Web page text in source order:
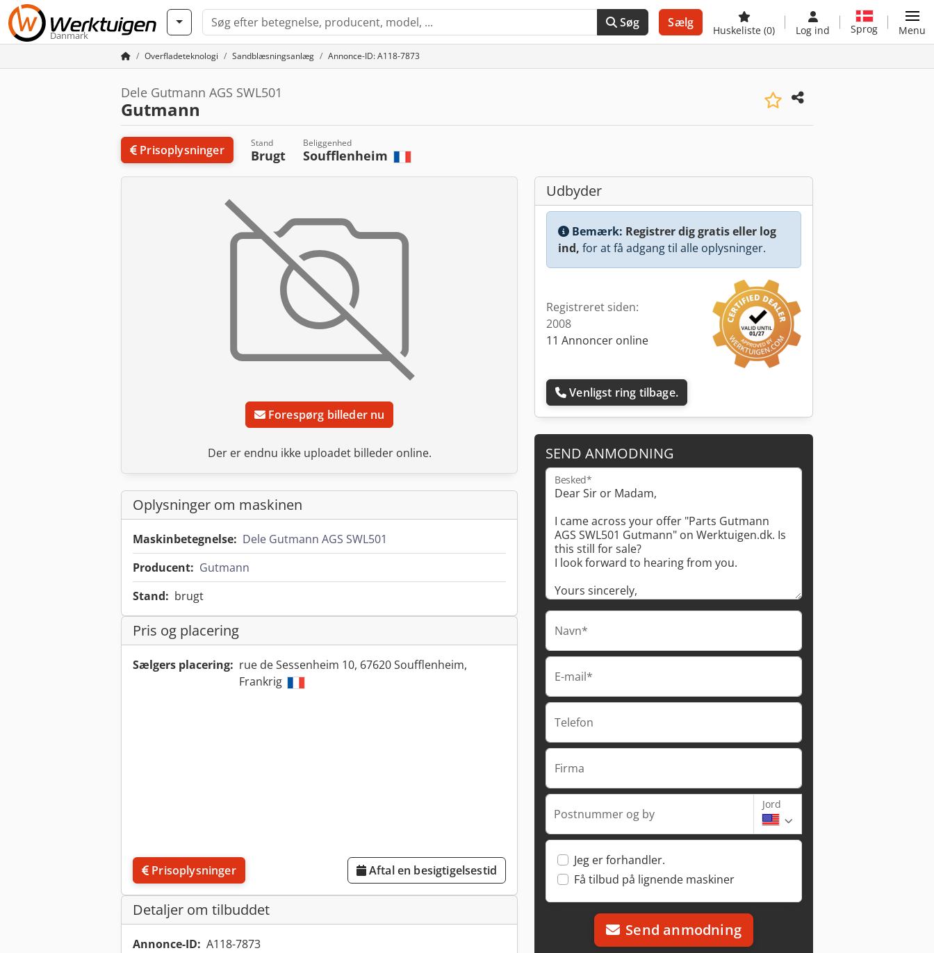
Danmark
Søg Sælg
Huskeliste (0) Log ind Sprog Menu
Overfladeteknologi Sandblæsningsanlæg Annonce-ID: A118-7873
Dele Gutmann AGS SWL501
Gutmann
Prisoplysninger Stand
Brugt
Beliggenhed
Soufflenheim
Forespørg billeder nu
Der er endnu ikke uploadet billeder online.
Oplysninger om maskinen
Maskinbetegnelse: Dele Gutmann AGS SWL501
Producent: Gutmann
Stand: brugt
Pris og placering
Sælgers placering: rue de Sessenheim 10, 67620 Soufflenheim,
Frankrig
Prisoplysninger Aftal en besigtigelsestid
Detaljer om tilbuddet
Annonce-ID: A118-7873
Udbyder
Bemærk: Registrer dig gratis eller log
ind, for at få adgang til alle oplysninger.
Registreret siden:
2008
11 Annoncer online
Venligst ring tilbage.
SEND ANMODNING
Besked*
Navn*
E-mail*
Telefon
Firma
Postnummer og by
Jord
Jeg er forhandler.
Få tilbud på lignende maskiner
Send anmodning